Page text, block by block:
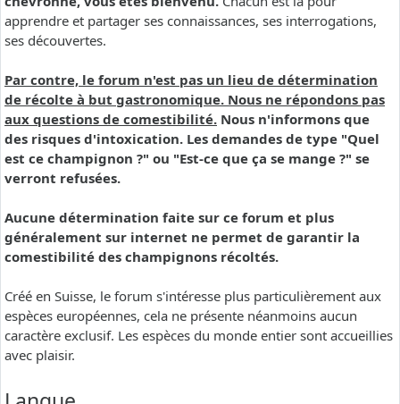
apprendre et partager ses connaissances, ses interrogations,
ses découvertes.
Par contre, le forum n'est pas un lieu de détermination
de récolte à but gastronomique. Nous ne répondons pas
aux questions de comestibilité. Nous n'informons que
des risques d'intoxication. Les demandes de type "Quel
est ce champignon ?" ou "Est-ce que ça se mange ?" se
verront refusées.
Aucune détermination faite sur ce forum et plus
généralement sur internet ne permet de garantir la
comestibilité des champignons récoltés.
Créé en Suisse, le forum s'intéresse plus particulièrement aux
espèces européennes, cela ne présente néanmoins aucun
caractère exclusif. Les espèces du monde entier sont accueillies
avec plaisir.